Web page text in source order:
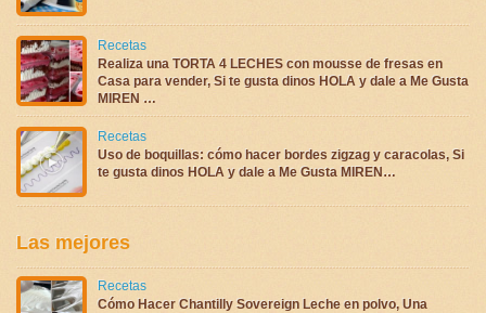
Recetas
Realiza una TORTA 4 LECHES con mousse de fresas en
Casa para vender, Si te gusta dinos HOLA y dale a Me Gusta
MIREN …
Recetas
Uso de boquillas: cómo hacer bordes zigzag y caracolas, Si
te gusta dinos HOLA y dale a Me Gusta MIREN…
Las mejores
Recetas
Cómo Hacer Chantilly Sovereign Leche en polvo, Una